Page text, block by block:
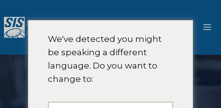
do
treści
We've detected you might
be speaking a different
language. Do you want to
change to: